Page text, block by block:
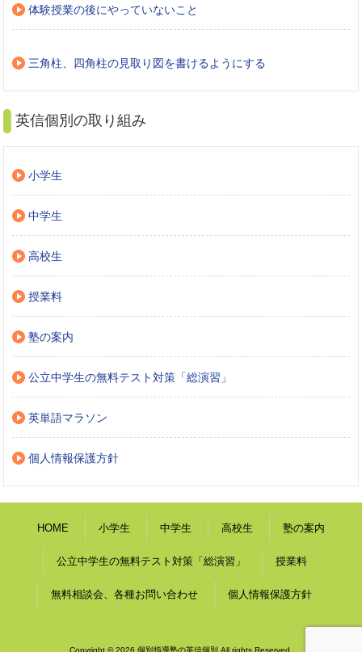
体験授業の後にやっていないこと
三角柱、四角柱の見取り図を書けるようにする
英信個別の取り組み
小学生
中学生
高校生
授業料
塾の案内
公立中学生の無料テスト対策「総演習」
英単語マラソン
個人情報保護方針
HOME 小学生 中学生 高校生 塾の案内
公立中学生の無料テスト対策「総演習」 授業料
無料相談会、各種お問い合わせ 個人情報保護方針
Copyright © 2026 個別指導塾の英信個別 All rights Reserved.